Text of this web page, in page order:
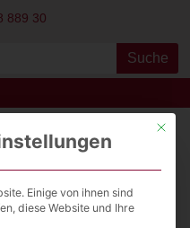
889 30
Suche
File
Mit
Einige von ihnen sind
diese Website und Ihre